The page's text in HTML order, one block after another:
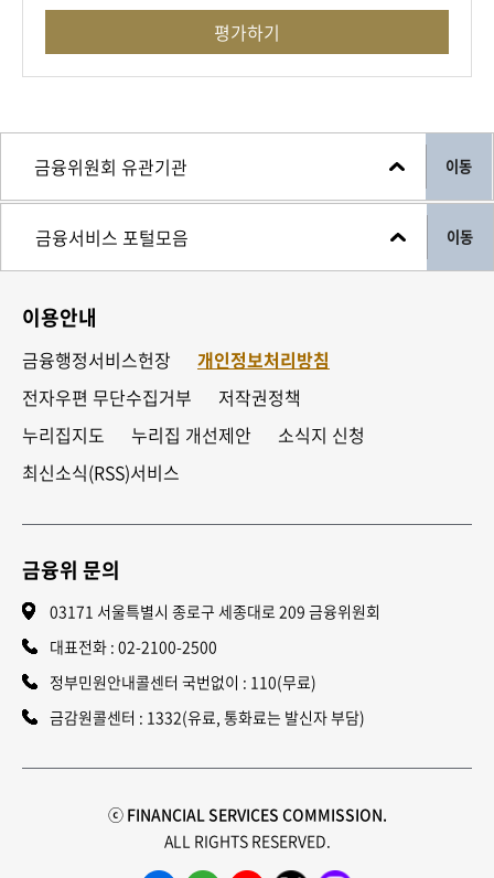
평가하기
이동
이동
이용안내
금융행정서비스헌장
개인정보처리방침
전자우편 무단수집거부
저작권정책
누리집지도
누리집 개선제안
소식지 신청
최신소식(RSS)서비스
금융위 문의
03171 서울특별시 종로구 세종대로 209 금융위원회
대표전화 : 02-2100-2500
정부민원안내콜센터 국번없이 : 110(무료)
금감원콜센터 : 1332(유료, 통화료는 발신자 부담)
ⓒ FINANCIAL SERVICES COMMISSION.
ALL RIGHTS RESERVED.